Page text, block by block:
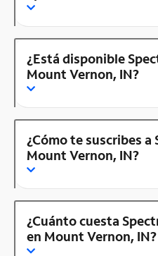
¿Está disponible
Mount Vernon, IN?
¿Cómo te suscribes
Mount Vernon, IN?
¿Cuánto cuesta
en Mount Vernon, IN?